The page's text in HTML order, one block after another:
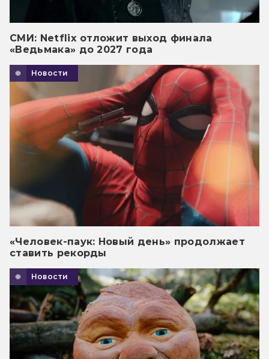
СМИ: Netflix отложит выход финала
«Ведьмака» до 2027 года
Новости
«Человек-паук: Новый день» продолжает
ставить рекорды
Новости